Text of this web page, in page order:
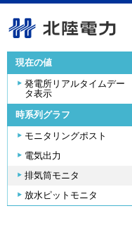
現在の値
発電所リアルタイムデー
タ表示
時系列グラフ
モニタリングポスト
電気出力
排気筒モニタ
放水ピットモニタ